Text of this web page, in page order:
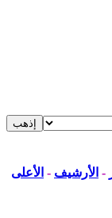
- الأرشيف - الأعلى